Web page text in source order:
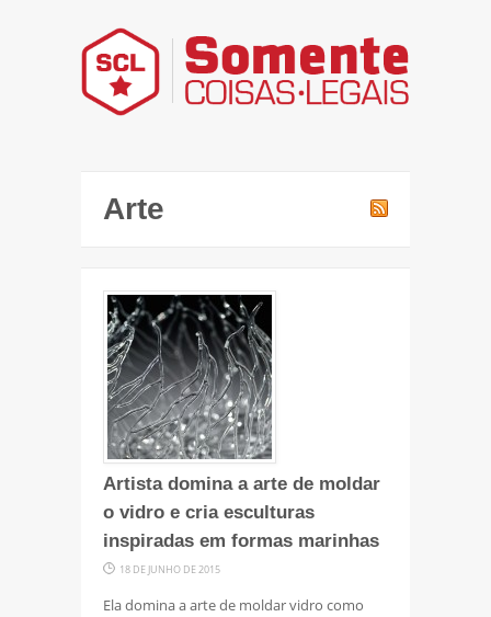
Arte
Artista domina a arte de moldar
o vidro e cria esculturas
inspiradas em formas marinhas
18 DE JUNHO DE 2015
Ela domina a arte de moldar vidro como